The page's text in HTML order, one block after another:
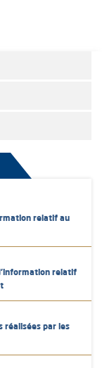
relatif au
relatif
réalisées par les